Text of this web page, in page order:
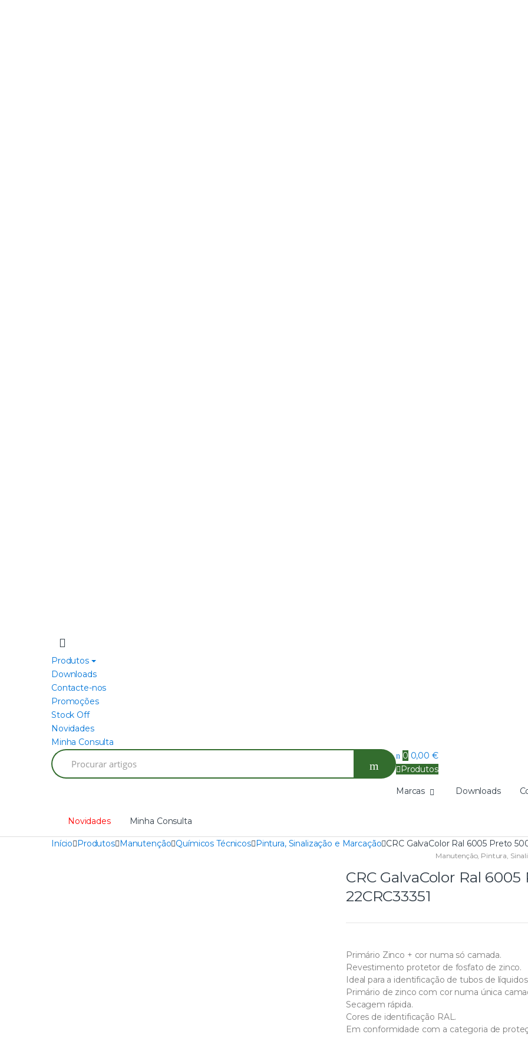
Produtos
Downloads
Contacte-nos
Promoções
Stock Off
Novidades
Minha Consulta
Search
for:
0 0,00 €
Produtos
Marcas Downloads
Novidades Minha Consulta
Início Produtos Manutenção Químicos Técnicos Pintura, Sinalização e Marcação CRC GalvaColor Ral 6005 Preto
Manutenção, Pintura,
CRC GalvaColor Ral
22CRC33351
Primário Zinco + cor numa só camada.
Revestimento protetor de fosfato de zinco.
Ideal para a identificação de tubos de
Primário de zinco com cor numa única
Secagem rápida.
Cores de identificação RAL.
Em conformidade com a categoria de